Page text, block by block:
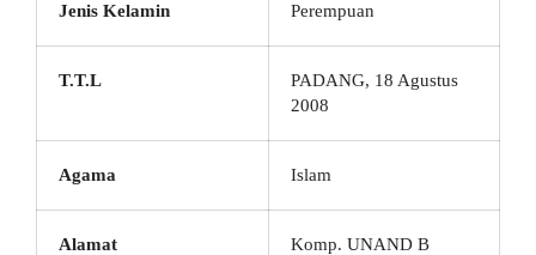
Jenis Kelamin Perempuan
T.T.L
PADANG, 18 Agustus
2008
Agama Islam
Alamat
Komp. UNAND B